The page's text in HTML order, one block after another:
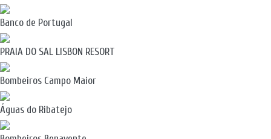
Banco de Portugal
PRAIA DO SAL LISBON RESORT
Bombeiros Campo Maior
Águas do Ribatejo